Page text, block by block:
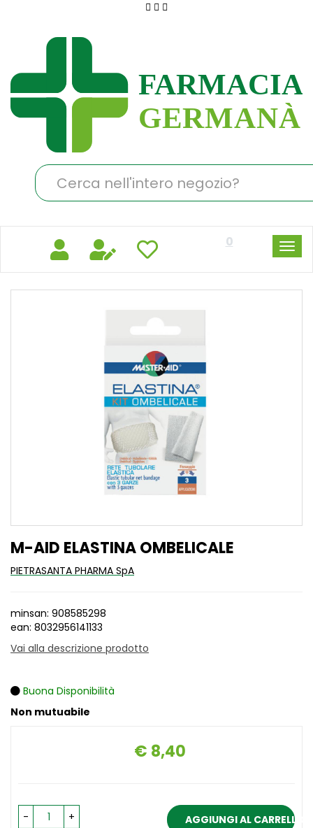
principale
Germanà
Cerca
Prodotto
0
M-AID ELASTINA OMBELICALE
PIETRASANTA PHARMA SpA
minsan: 908585298
ean: 8032956141133
Vai alla descrizione prodotto
Buona Disponibilità
Non mutuabile
Prezzo
€ 8,40
- + AGGIUNGI AL CARRELLO